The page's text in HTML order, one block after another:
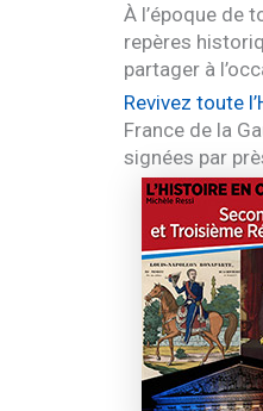
À l’époque de
repères
partager à
Revivez toute
France de la
signées par